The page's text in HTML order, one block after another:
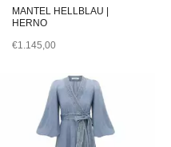
MANTEL HELLBLAU |
HERNO
€1.145,00